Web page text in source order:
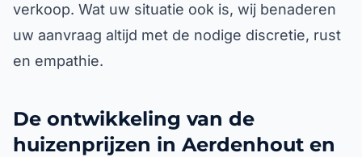
verkoop. Wat uw situatie ook is, wij benaderen
uw aanvraag altijd met de nodige discretie, rust
en empathie.
De ontwikkeling van de
huizenprijzen in Aerdenhout en